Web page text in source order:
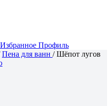
Избранное Профиль
Пена для ванн /Шёпот лугов